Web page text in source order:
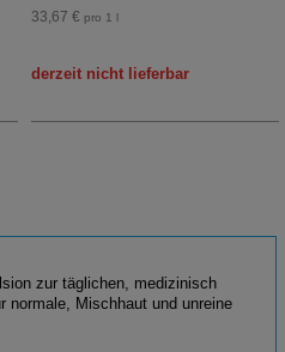
33,67 € pro 1 l
derzeit nicht lieferbar
zur täglichen, medizinisch
normale, Mischhaut und unreine